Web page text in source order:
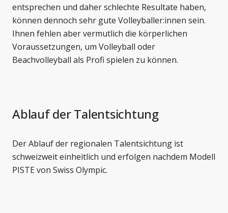
entsprechen und daher schlechte Resultate haben,
können dennoch sehr gute Volleyballer:innen sein.
Ihnen fehlen aber vermutlich die körperlichen
Voraussetzungen, um Volleyball oder
Beachvolleyball als Profi spielen zu können.
Ablauf der Talentsichtung
Der Ablauf der regionalen Talentsichtung ist
schweizweit einheitlich und erfolgen nachdem Modell
PISTE von Swiss Olympic.